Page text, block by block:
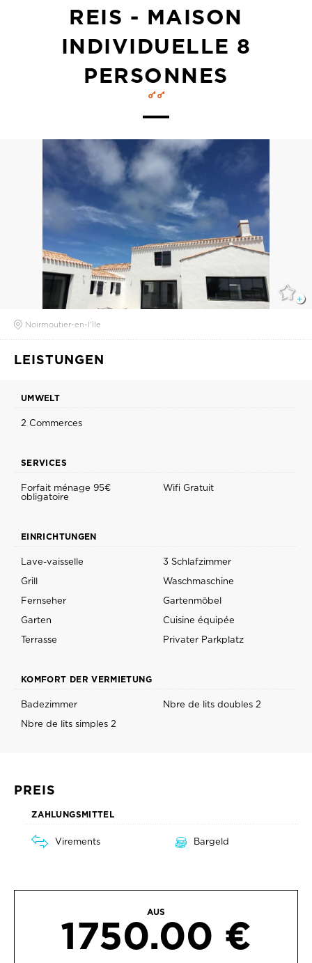
REIS - MAISON
INDIVIDUELLE 8
PERSONNES
Noirmoutier-en-l'île
LEISTUNGEN
UMWELT
2 Commerces
SERVICES
Forfait ménage 95€
obligatoire
Wifi Gratuit
EINRICHTUNGEN
Lave-vaisselle
3 Schlafzimmer
Grill
Waschmaschine
Fernseher
Gartenmöbel
Garten
Cuisine équipée
Terrasse
Privater Parkplatz
KOMFORT DER VERMIETUNG
Badezimmer
Nbre de lits doubles 2
Nbre de lits simples 2
PREIS
ZAHLUNGSMITTEL
Virements Bargeld
AUS
1750.00 €